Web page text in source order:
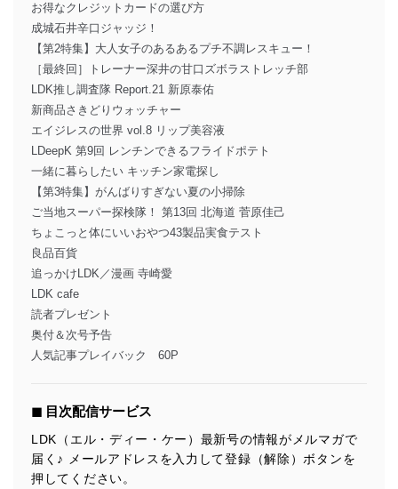
お得なクレジットカードの選び方
成城石井辛口ジャッジ！
【第2特集】大人女子のあるあるプチ不調レスキュー！
［最終回］トレーナー深井の甘口ズボラストレッチ部
LDK推し調査隊 Report.21 新原泰佑
新商品さきどりウォッチャー
エイジレスの世界 vol.8 リップ美容液
LDeepK 第9回 レンチンできるフライドポテト
一緒に暮らしたい キッチン家電探し
【第3特集】がんばりすぎない夏の小掃除
ご当地スーパー探検隊！ 第13回 北海道 菅原佳己
ちょこっと体にいいおやつ43製品実食テスト
良品百貨
追っかけLDK／漫画 寺崎愛
LDK cafe
読者プレゼント
奥付＆次号予告
人気記事プレイバック 60P
◼︎ 目次配信サービス
LDK（エル・ディー・ケー）最新号の情報がメルマガで
届く♪ メールアドレスを入力して登録（解除）ボタンを
押してください。